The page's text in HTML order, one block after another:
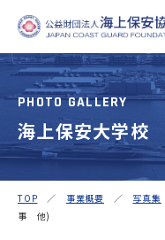
海上保安協会について
役員ごあいさつ 組織
概 要
事業概要 PROJECT
普及啓発
海上保安新聞
PHOTO GALLERY
海上保安大学校
TOP ／ 事業概要 ／ 写真集
事 他)